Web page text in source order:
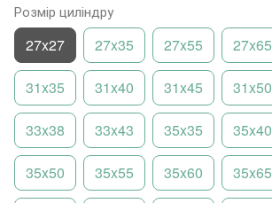
Розмір циліндру
27x27 27x35 27x55 27x65
31x35 31x40 31x45 31x50
33x38 33x43 35x35 35x40
35x50 35x55 35x60 35x65